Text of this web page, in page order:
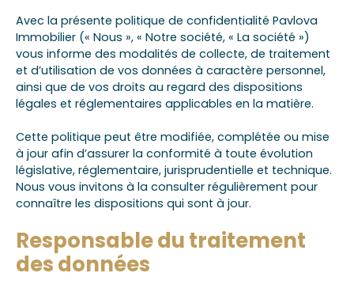
Avec la présente politique de confidentialité Pavlova
Immobilier (« Nous », « Notre société, « La société »)
vous informe des modalités de collecte, de traitement
et d’utilisation de vos données à caractère personnel,
ainsi que de vos droits au regard des dispositions
légales et réglementaires applicables en la matière.
Cette politique peut être modifiée, complétée ou mise
à jour afin d’assurer la conformité à toute évolution
législative, réglementaire, jurisprudentielle et technique.
Nous vous invitons à la consulter régulièrement pour
connaître les dispositions qui sont à jour.
Responsable du traitement
des données